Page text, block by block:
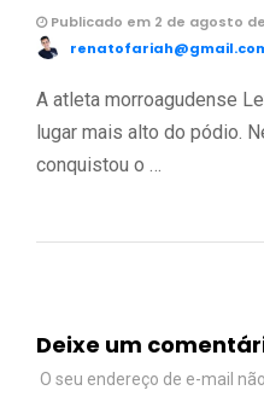
Publicado em 2 de agosto
A atleta morroagudense
lugar mais alto do pódio.
conquistou o …
Deixe um
O seu endereço de e-mail